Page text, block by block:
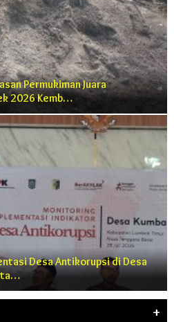
Permukiman Juara
2026 Kemb…
Desa Antikorupsi di Desa
+